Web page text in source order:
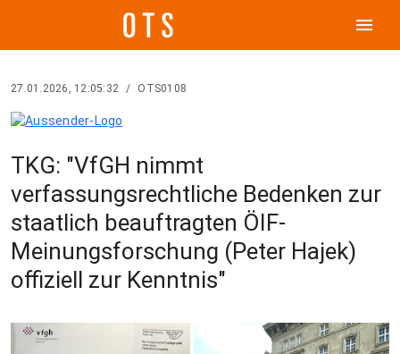
menu
27.01.2026, 12:05:32 / OTS0108
TKG: "VfGH nimmt
verfassungsrechtliche Bedenken zur
staatlich beauftragten ÖIF-
Meinungsforschung (Peter Hajek)
offiziell zur Kenntnis"